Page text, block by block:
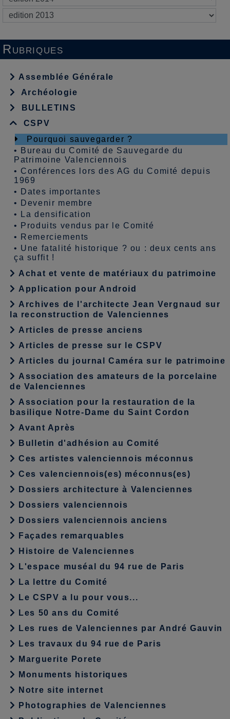
Rubriques
Assemblée Générale
Archéologie
BULLETINS
CSPV
Pourquoi sauvegarder ?
•
Bureau du Comité de Sauvegarde du
Patrimoine Valenciennois
• Conférences lors des AG du Comité depuis
1969
•
Dates importantes
•
Devenir membre
•
La densification
•
Produits vendus par le Comité
•
Remerciements
• Une fatalité historique ? ou : deux cents ans
ça suffit !
Achat et vente de matériaux du patrimoine
Application pour Android
Archives de l'architecte Jean Vergnaud sur
la reconstruction de Valenciennes
Articles de presse anciens
Articles de presse sur le CSPV
Articles du journal Caméra sur le patrimoine
Association des amateurs de la porcelaine
de Valenciennes
Association pour la restauration de la
basilique Notre-Dame du Saint Cordon
Avant Après
Bulletin d'adhésion au Comité
Ces artistes valenciennois méconnus
Ces valenciennois(es) méconnus(es)
Dossiers architecture à Valenciennes
Dossiers valenciennois
Dossiers valenciennois anciens
Façades remarquables
Histoire de Valenciennes
L'espace muséal du 94 rue de Paris
La lettre du Comité
Le CSPV a lu pour vous...
Les 50 ans du Comité
Les rues de Valenciennes par André Gauvin
Les travaux du 94 rue de Paris
Marguerite Porete
Monuments historiques
Notre site internet
Photographies de Valenciennes